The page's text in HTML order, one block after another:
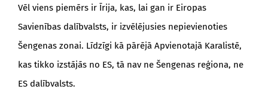
Vēl viens piemērs ir Īrija, kas, lai gan ir Eiropas
Savienības dalībvalsts, ir izvēlējusies nepievienoties
Šengenas zonai. Līdzīgi kā pārējā Apvienotajā Karalistē,
kas tikko izstājās no ES, tā nav ne Šengenas reģiona, ne
ES dalībvalsts.